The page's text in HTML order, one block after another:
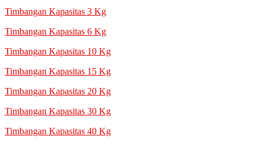
Timbangan Kapasitas 3 Kg
Timbangan Kapasitas 6 Kg
Timbangan Kapasitas 10 Kg
Timbangan Kapasitas 15 Kg
Timbangan Kapasitas 20 Kg
Timbangan Kapasitas 30 Kg
Timbangan Kapasitas 40 Kg